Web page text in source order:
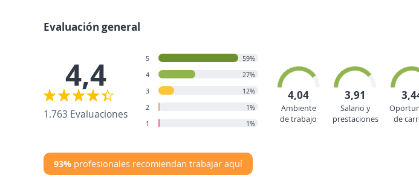
Evaluación general
4,4
1.763 Evaluaciones
5
59%
4
27%
3
12%
2
1%
1
1%
4,04
Ambiente
de trabajo
3,91
Salario y
prestaciones
de
93% profesionales recomiendan trabajar aquí